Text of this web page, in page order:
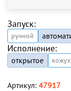
Запуск:
ручной
Исполнение:
открытое кожух
Артикул: 47917